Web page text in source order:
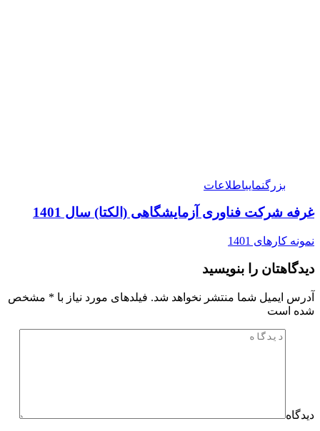
بزرگنماییاطلاعات
غرفه شرکت فناوری آزمایشگاهی (الکتا) سال 1401
نمونه کارهای 1401
دیدگاهتان را بنویسید
آدرس ایمیل شما منتشر نخواهد شد. فیلدهای مورد نیاز با * مشخص
شده است
دیدگاه